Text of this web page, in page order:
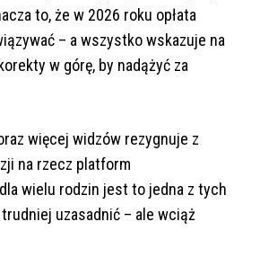
to, że w 2026 roku opłata
– a wszystko wskazuje na
w górę, by nadążyć za
więcej widzów rezygnuje z
na rzecz platform
wielu rodzin jest to jedna z tych
uzasadnić – ale wciąż